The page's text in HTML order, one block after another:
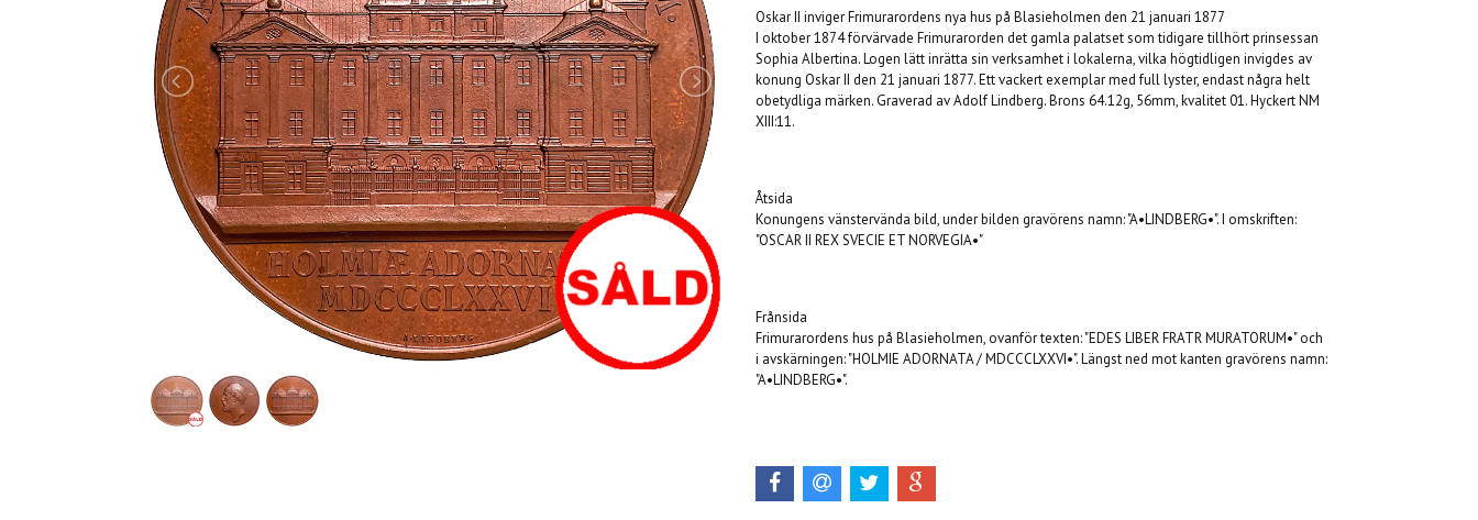
Oskar II inviger Frimurarordens nya hus på Blasieholmen den 21 januari 1877
I oktober 1874 förvärvade Frimurarorden det gamla palatset som tidigare tillhört prinsessan
Sophia Albertina. Logen lätt inrätta sin verksamhet i lokalerna, vilka högtidligen invigdes av
konung Oskar II den 21 januari 1877. Ett vackert exemplar med full lyster, endast några helt
obetydliga märken. Graverad av Adolf Lindberg. Brons 64.12g, 56mm, kvalitet 01. Hyckert NM
XIII:11.
Åtsida
Konungens vänstervända bild, under bilden gravörens namn: "A•LINDBERG•". I omskriften:
"OSCAR II REX SVECIE ET NORVEGIA•"
Frånsida
Frimurarordens hus på Blasieholmen, ovanför texten: "EDES LIBER FRATR MURATORUM•" och
i avskärningen: "HOLMIE ADORNATA / MDCCCLXXVI•". Längst ned mot kanten gravörens namn:
"A•LINDBERG•".